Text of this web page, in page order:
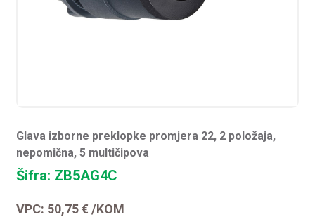
Glava izborne preklopke promjera 22, 2 položaja,
nepomična, 5 multičipova
Šifra: ZB5AG4C
VPC: 50,75€ /KOM